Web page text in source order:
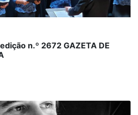
n.º 2672 GAZETA DE